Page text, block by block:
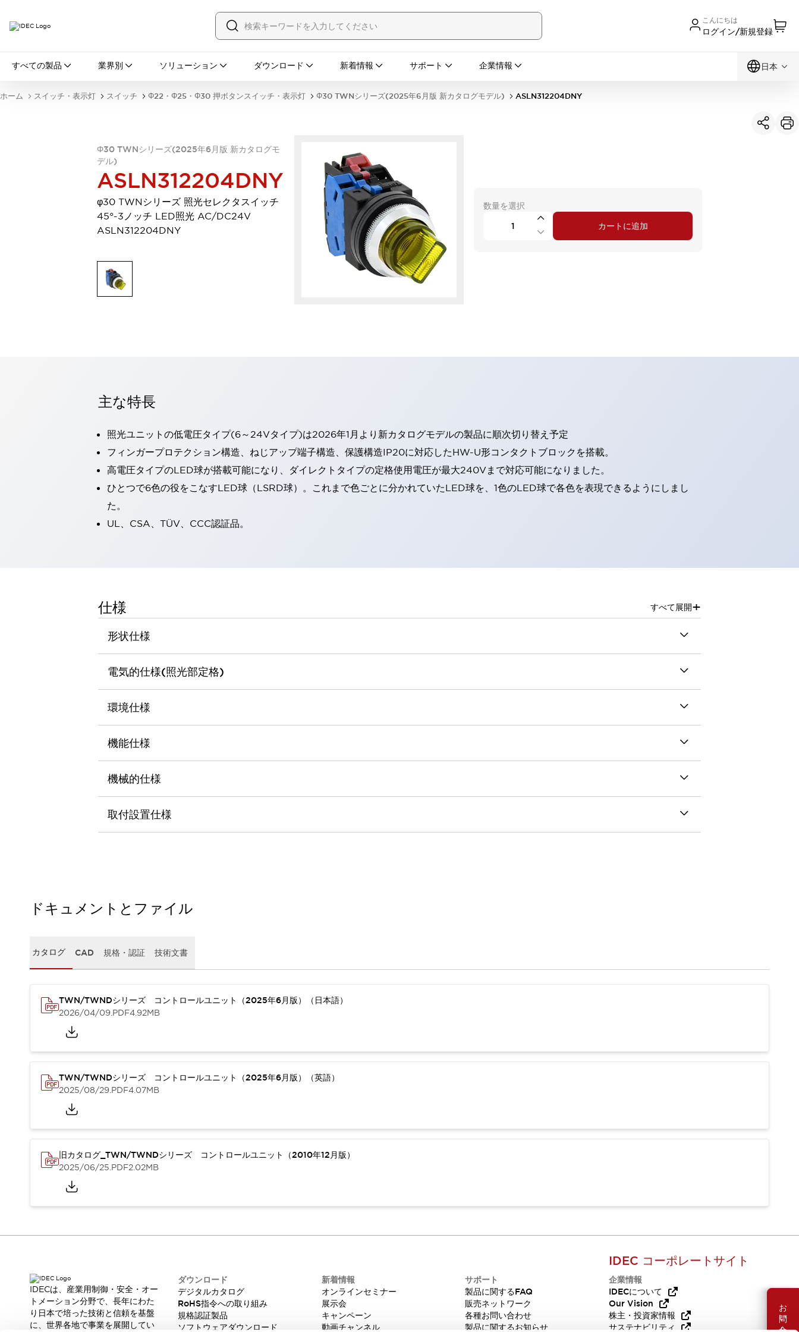
こんにちは
ログイン/新規登録
すべての製品 業界別 ソリューション ダウンロード 新着情報 サポート 企業情報 日本
すべての製品
スイッチ・表示灯
一覧を表示する
インダストリアルコンポーネンツ
電源機器
LED照明
プログラマブル表示器
一覧を表示する
イオナイザ
モビリティソリューション
人とAGVとの突発的な接触への対策
この表示器がAGVに向く理由 移動式ロボットの安全対策
ロボットに潜むリスクを徹底検証安全柵内の人的被害を削減
大型表示灯の統一で工数削減小型装置の安全対策
水素ステーションに信頼のおける防爆対策を
リチウムイオン電池製造における金属（主に銅）混入対策
装置のコンパクト化につながる回路設計
工作機械のコスト削減のコツ
工作機械に小型化の可能性を見出す
デザイン視点で工作機械の付加価値をアップ
機器の故障につながる「瞬停」を防ぐ
フラット照明で綺麗な加工面を確認
イネーブル装置で安全性を強化一覧を表示する
人とロボットの協働作業を一層安全で効率的に
協働ロボットのポテンシャルを発揮する安全対策
半導体製造装置の設計自由度を高める方法
ダウンタイムを長引かせるスイッチ交換を瞬時に
一覧を表示する
ソリューション
IDECの協調安全/Safety2.0
安全に関する法令・規格
基礎からわかる安全機器講座
安全セミナー/安全コンサルティング
SISTEMAとは一覧を表示する
IIoT対応デバイスRFID認証
重量物搬送アシスト
COLLABORATIVE ROBOTS
SWD搭載 AMR開発キット
防爆ソリューション
「防爆受注製品」のご提案
防爆関連の法律・政令・省令
防爆安全セミナー
アプリケーション・事例
ダウンロード
デジタルカタログRoHS指令への取り組み
規格認証製品
ソフトウェアダウンロード
Automation Organizer
お問い合わせ
ホーム スイッチ・表示灯 スイッチ Φ22・Φ25・Φ30 押ボタンスイッチ・表示灯 Φ30 TWNシリーズ(2025年6月版 新カタログモデル) ASLN312204DNY
Φ30 TWNシリーズ(2025年6月版 新カタログモ
デル)
ASLN312204DNY
φ30 TWNシリーズ 照光セレクタスイッチ
45°-3ノッチ LED照光 AC/DC24V
ASLN312204DNY
数量を選択
カートに追加
主な特長
照光ユニットの低電圧タイプ(6～24Vタイプ)は2026年1月より新カタログモデルの製品に順次切り替え予定
フィンガープロテクション構造、ねじアップ端子構造、保護構造IP20に対応したHW-U形コンタクトブロックを搭載。
高電圧タイプのLED球が搭載可能になり、ダイレクトタイプの定格使用電圧が最大240Vまで対応可能になりました。
ひとつで6色の役をこなすLED球（LSRD球）。これまで色ごとに分かれていたLED球を、1色のLED球で各色を表現できるようにしまし
た。
UL、CSA、TÜV、CCC認証品。
仕様 すべて展開+
形状仕様
電気的仕様(照光部定格)
環境仕様
機能仕様
機械的仕様
取付設置仕様
ドキュメントとファイル
カタログ CAD 規格・認証 技術文書
TWN/TWNDシリーズ コントロールユニット（2025年6月版）（日本語）
2026/04/09.PDF4.92MB
TWN/TWNDシリーズ コントロールユニット（2025年6月版）（英語）
2025/08/29.PDF4.07MB
旧カタログ_TWN/TWNDシリーズ コントロールユニット（2010年12月版）
2025/06/25.PDF2.02MB
IDECは、産業用制御・安全・オー
トメーション分野で、長年にわた
り日本で培った技術と信頼を基盤
に、世界各地で事業を展開してい
ダウンロード
デジタルカタログ
RoHS指令への取り組み
規格認証製品
ソフトウェアダウンロード
新着情報
オンラインセミナー
展示会
キャンペーン
動画チャンネル
サポート
製品に関するFAQ
販売ネットワーク
各種お問い合わせ
製品に関するお知らせ
IDEC コーポレートサイト
企業情報
IDECについて
Our Vision
株主・投資家情報
サステナビリティ